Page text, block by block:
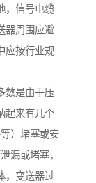
，信号电缆
器周围应避
应按行业规
数是由于压
起来有几个
）堵塞或安
漏或堵塞，
，变送器过